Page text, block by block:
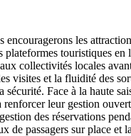
encouragerons les
plateformes touristiques
collectivités locales
visites et la fluidité des
sécurité. Face à la haute
renforcer leur gestion
des réservations
de passagers sur place et